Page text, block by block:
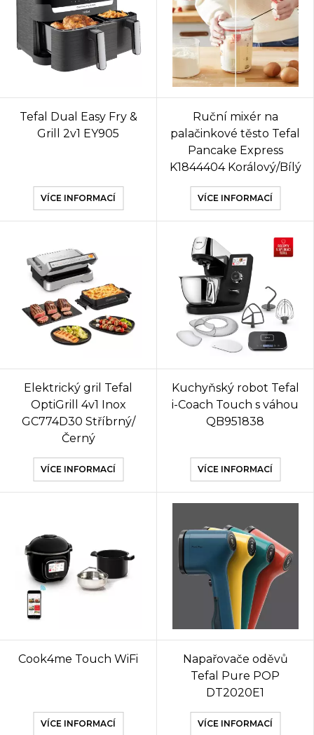
Tefal Dual Easy Fry &
Grill 2v1 EY905
VÍCE INFORMACÍ
Ruční mixér na
palačinkové těsto Tefal
Pancake Express
K1844404 Korálový/Bílý
VÍCE INFORMACÍ
Elektrický gril Tefal
OptiGrill 4v1 Inox
GC774D30 Stříbrný/
Černý
VÍCE INFORMACÍ
Kuchyňský robot Tefal
i-Coach Touch s váhou
QB951838
VÍCE INFORMACÍ
Cook4me Touch WiFi
VÍCE INFORMACÍ
Napařovače oděvů
Tefal Pure POP
DT2020E1
VÍCE INFORMACÍ